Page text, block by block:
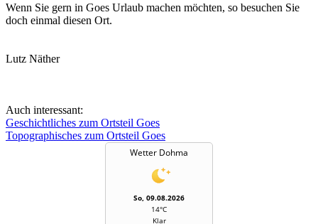
Wenn Sie gern in Goes Urlaub machen möchten, so besuchen Sie
doch einmal diesen Ort.
Lutz Näther
Auch interessant:
Geschichtliches zum Ortsteil Goes
Topographisches zum Ortsteil Goes
Wetter Dohma
So, 09.08.2026
14°C
Klar